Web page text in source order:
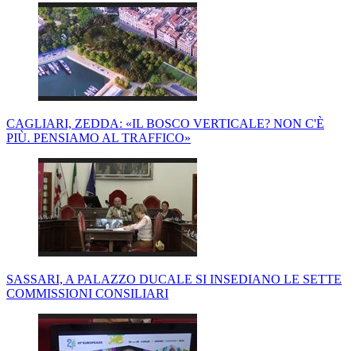
CAGLIARI, ZEDDA: «IL BOSCO VERTICALE? NON C'È
PIÙ. PENSIAMO AL TRAFFICO»
SASSARI, A PALAZZO DUCALE SI INSEDIANO LE SETTE
COMMISSIONI CONSILIARI